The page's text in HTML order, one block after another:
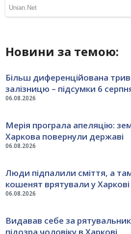
Новини за темою:
06.08.2026
Більш диференційована
залізницю – підсумки 6
06.08.2026
Мерія програла апеляцію:
Харкова повернули державі
06.08.2026
Люди підпалили сміття, а
кошенят врятували у
Видавав себе за